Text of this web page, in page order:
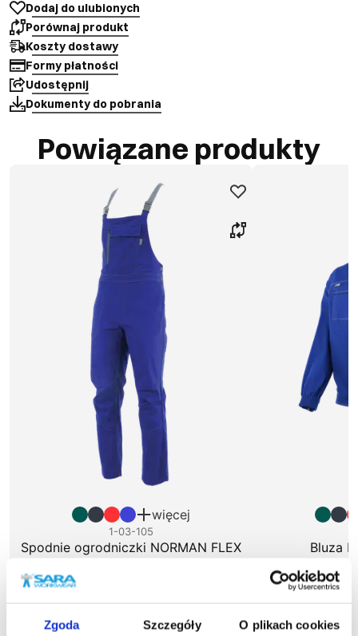
Zgoda Szczegóły O plikach cookies
Dodaj do ulubionych
Porównaj produkt
Koszty dostawy
Formy płatności
Udostępnij
Dokumenty do pobrania
Powiązane produkty
więcej
1-03-105
Spodnie ogrodniczki NORMAN FLEX Bluza